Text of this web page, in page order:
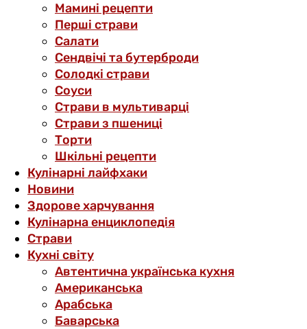
Мамині рецепти
Перші страви
Салати
Сендвічі та бутерброди
Солодкі страви
Соуси
Страви в мультиварці
Страви з пшениці
Торти
Шкільні рецепти
Кулінарні лайфхаки
Новини
Здорове харчування
Кулінарна енциклопедія
Страви
Кухні світу
Автентична українська кухня
Американська
Арабська
Баварська